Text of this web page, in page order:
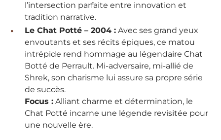
l’intersection parfaite entre innovation et
tradition narrative.
Le Chat Potté – 2004 : Avec ses grand yeux
envoutants et ses récits épiques, ce matou
intrépide rend hommage au légendaire Chat
Botté de Perrault. Mi-adversaire, mi-allié de
Shrek, son charisme lui assure sa propre série
de succès.
Focus : Alliant charme et détermination, le
Chat Potté incarne une légende revisitée pour
une nouvelle ère.